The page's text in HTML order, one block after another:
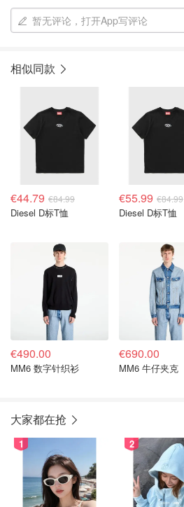
暂无评论，打开App写评论
相似同款
€44.79 €84.99
Diesel D标T恤
€55.99 €84.99
Diesel D标T恤
€490.00
MM6 数字针织衫
€690.00
MM6 牛仔夹克
大家都在抢
1 2